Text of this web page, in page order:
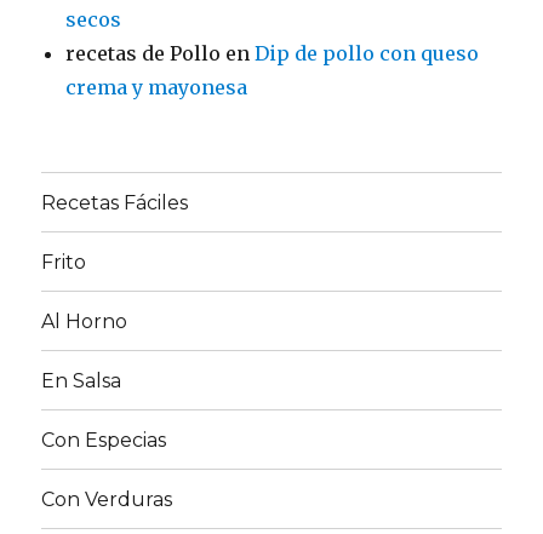
secos
recetas de Pollo enDip de pollo con queso
crema y mayonesa
Recetas Fáciles
Frito
Al Horno
En Salsa
Con Especias
Con Verduras